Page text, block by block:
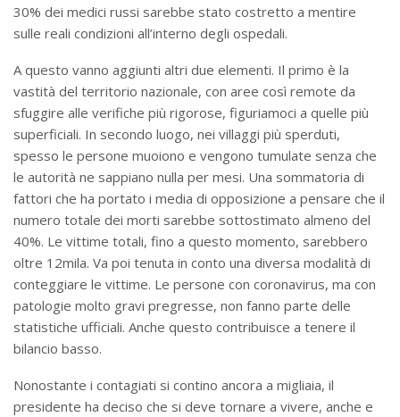
30% dei medici russi sarebbe stato costretto a mentire
sulle reali condizioni all’interno degli ospedali.
A questo vanno aggiunti altri due elementi. Il primo è la
vastità del territorio nazionale, con aree così remote da
sfuggire alle verifiche più rigorose, figuriamoci a quelle più
superficiali. In secondo luogo, nei villaggi più sperduti,
spesso le persone muoiono e vengono tumulate senza che
le autorità ne sappiano nulla per mesi. Una sommatoria di
fattori che ha portato i media di opposizione a pensare che il
numero totale dei morti sarebbe sottostimato almeno del
40%. Le vittime totali, fino a questo momento, sarebbero
oltre 12mila. Va poi tenuta in conto una diversa modalità di
conteggiare le vittime. Le persone con coronavirus, ma con
patologie molto gravi pregresse, non fanno parte delle
statistiche ufficiali. Anche questo contribuisce a tenere il
bilancio basso.
Nonostante i contagiati si contino ancora a migliaia, il
presidente ha deciso che si deve tornare a vivere, anche e